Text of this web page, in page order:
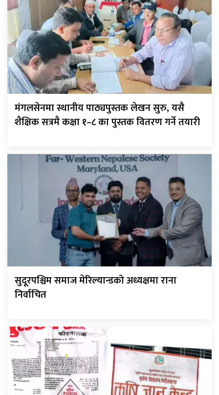
मंगलसेनमा स्थानीय पाठ्यपुस्तक लेखन सुरु, यसै
शैक्षिक सत्रमै कक्षा १–८ का पुस्तक वितरण गर्ने तयारी
सुदूरपश्चिम समाज मेरिल्यान्डको अध्यक्षमा राना
निर्वाचित